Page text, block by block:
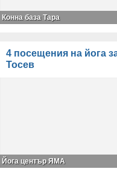
Конна база Тара
4 посещения на йога
Тосев
Йога център ЯМА